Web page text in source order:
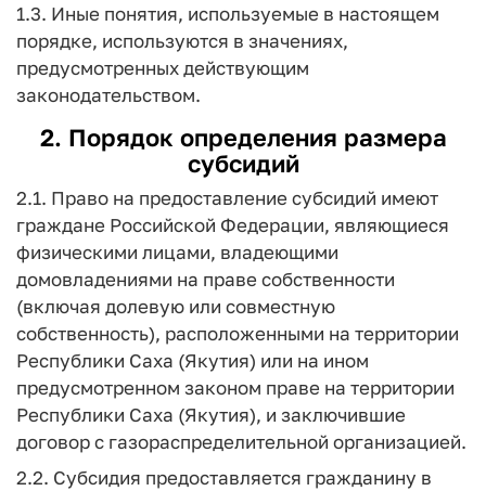
1.3. Иные понятия, используемые в настоящем
порядке, используются в значениях,
предусмотренных действующим
законодательством.
2. Порядок определения размера
субсидий
2.1. Право на предоставление субсидий имеют
граждане Российской Федерации, являющиеся
физическими лицами, владеющими
домовладениями на праве собственности
(включая долевую или совместную
собственность), расположенными на территории
Республики Саха (Якутия) или на ином
предусмотренном законом праве на территории
Республики Саха (Якутия), и заключившие
договор с газораспределительной организацией.
2.2. Субсидия предоставляется гражданину в